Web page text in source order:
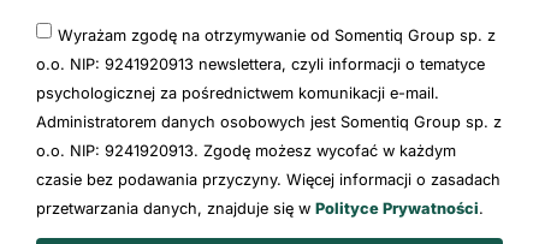
Wyrażam zgodę na otrzymywanie od Somentiq Group sp. z
o.o. NIP: 9241920913 newslettera, czyli informacji o tematyce
psychologicznej za pośrednictwem komunikacji e-mail.
Administratorem danych osobowych jest Somentiq Group sp. z
o.o. NIP: 9241920913. Zgodę możesz wycofać w każdym
czasie bez podawania przyczyny. Więcej informacji o zasadach
przetwarzania danych, znajduje się w Polityce Prywatności.